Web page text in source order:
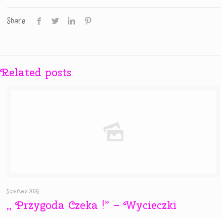
Share
Related posts
3 czerwca 2026
,, Przygoda Czeka !” – Wycieczki